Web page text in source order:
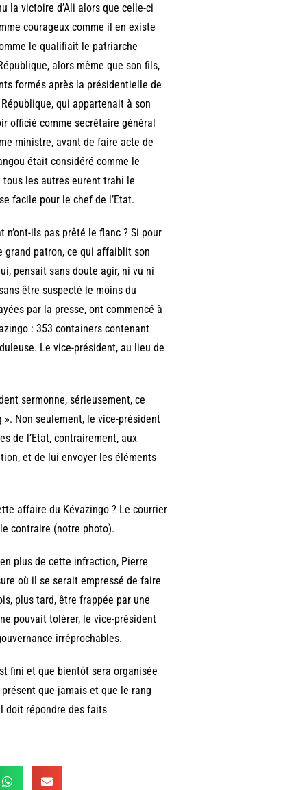
la victoire d’Ali alors que celle-ci
courageux comme il en existe
le qualifiait le patriarche
alors même que son fils,
formés après la présidentielle de
qui appartenait à son
officié comme secrétaire général
ministre, avant de faire acte de
était considéré comme le
tous les autres eurent trahi le
facile pour le chef de l’Etat.
ils pas prêté le flanc ? Si pour
grand patron, ce qui affaiblit son
pensait sans doute agir, ni vu ni
être suspecté le moins du
par la presse, ont commencé à
: 353 containers contenant
Le vice-président, au lieu de
sermonne, sérieusement, ce
Non seulement, le vice-président
de l’Etat, contrairement, aux
et de lui envoyer les éléments
affaire du Kévazingo ? Le courrier
contraire (notre photo).
plus de cette infraction, Pierre
où il se serait empressé de faire
plus tard, être frappée par une
pouvait tolérer, le vice-président
irréprochables.
fini et que bientôt sera organisée
que jamais et que le rang
doit répondre des faits